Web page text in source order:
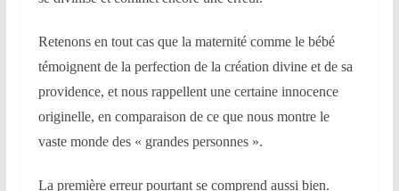
Retenons en tout cas que la maternité comme le bébé
témoignent de la perfection de la création divine et de sa
providence, et nous rappellent une certaine innocence
originelle, en comparaison de ce que nous montre le
vaste monde des « grandes personnes ».
La première erreur pourtant se comprend aussi bien.